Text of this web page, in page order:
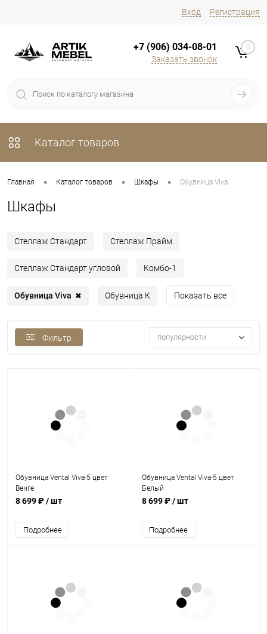
Вход Регистрация
+7 (906) 034-08-01
Заказать звонок
0
Каталог товаров
Главная • Каталог товаров • Шкафы • Обувница Viva
Шкафы
Стеллаж Стандарт Стеллаж Прайм
Стеллаж Стандарт угловой Комбо-1
Обувница Viva ✖ Обувница К Показать все
Фильтр популярности
Обувница Vental Viva-5 цвет
Венге
8 699 ₽/ шт
Подробнее
Обувница Vental Viva-5 цвет
Белый
8 699 ₽/ шт
Подробнее